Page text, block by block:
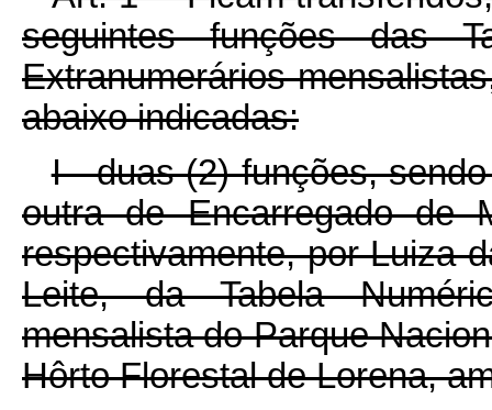
seguintes funções das
Extranumerários-
abaixo indicadas:
I - duas (2) funções,
outra de Encarregado de
respectivamente, por Luiza
Leite, da Tabela
mensalista do Parque
Hôrto Florestal de Lorena,